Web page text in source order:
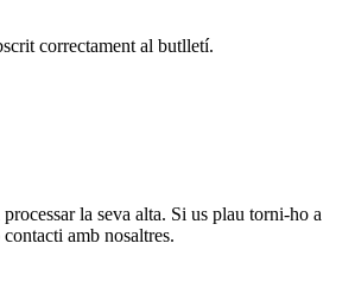
correctament al butlletí.
la seva alta. Si us plau torni-ho a
amb nosaltres.